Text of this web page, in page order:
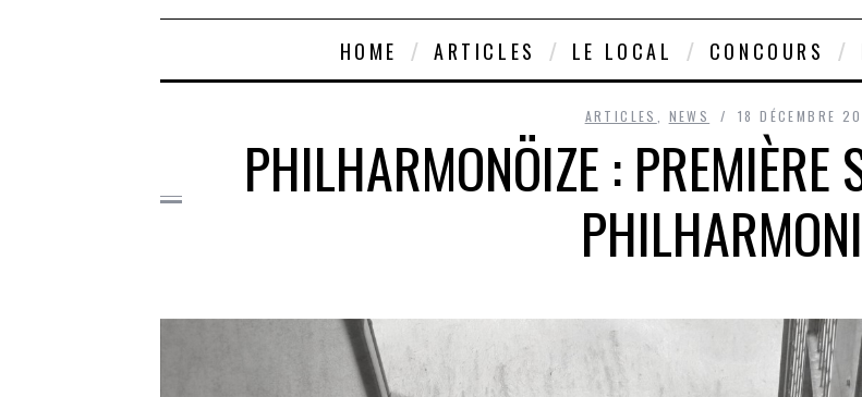
HOME ARTICLES LE LOCAL CONCOURS
ARTICLES NEWS 18 DÉCEMBRE
PHILHARMONÖIZE : PREMIÈRE